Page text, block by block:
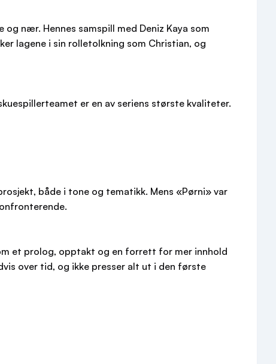
nær. Hennes samspill med Deniz Kaya som
lagene i sin rolletolkning som Christian, og
er en av seriens største kvaliteter.
både i tone og tematikk. Mens «Pørni» var
et prolog, opptakt og en forrett for mer innhold
over tid, og ikke presser alt ut i den første